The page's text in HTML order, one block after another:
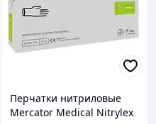
Перчатки нитриловые
Mercator Medical Nitrylex